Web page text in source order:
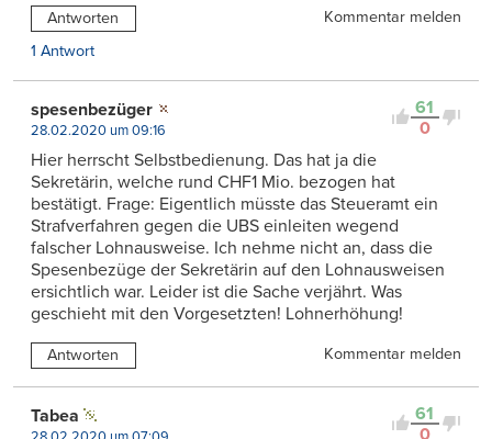
Antworten
Kommentar melden
1 Antwort
61
0
spesenbezüger
28.02.2020 um 09:16
Hier herrscht Selbstbedienung. Das hat ja die
Sekretärin, welche rund CHF1 Mio. bezogen hat
bestätigt. Frage: Eigentlich müsste das Steueramt ein
Strafverfahren gegen die UBS einleiten wegend
falscher Lohnausweise. Ich nehme nicht an, dass die
Spesenbezüge der Sekretärin auf den Lohnausweisen
ersichtlich war. Leider ist die Sache verjährt. Was
geschieht mit den Vorgesetzten! Lohnerhöhung!
Antworten Kommentar melden
61
0
Tabea